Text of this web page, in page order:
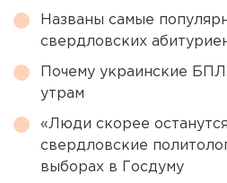
Названы самые
свердловских
Почему украинские
утрам
«Люди скорее
свердловские
выборах в Госдуму